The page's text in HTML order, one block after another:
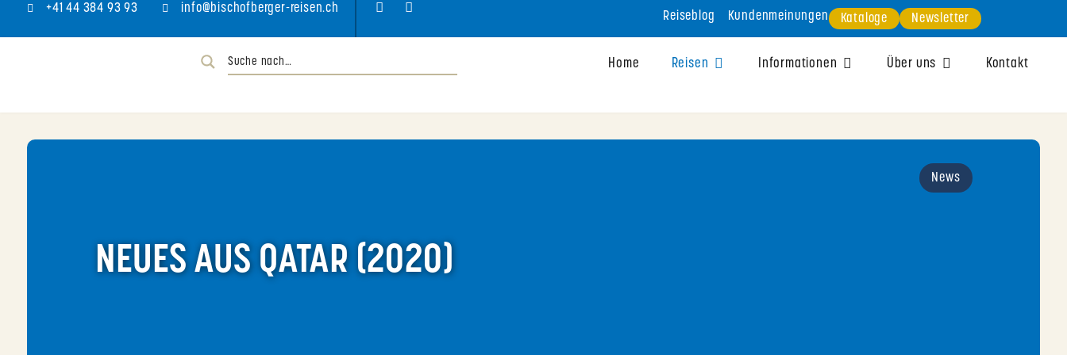
+41 44 384 93 93 info@bischofberger-reisen.ch
Reiseblog Kundenmeinungen Kataloge Newsletter
Home Reisen Informationen Über uns Kontakt
NEUES AUS QATAR (2020)
News